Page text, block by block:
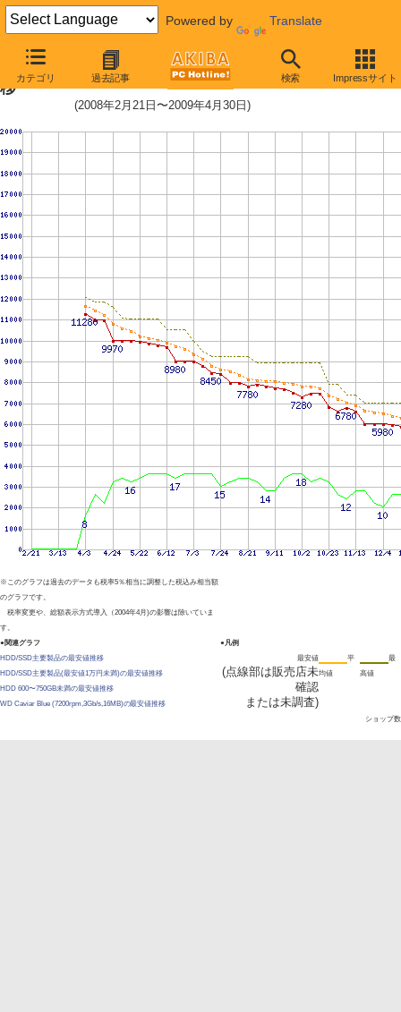
Powered by Translate
カテゴリ 過去記事 検索 Impressサイト
WD6400AAKS (640GB)の価格推
移
(2008年2月21日〜2009年4月30日)
※このグラフは過去のデータも税率5％相当に調整した税込み相当額
のグラフです。
税率変更や、総額表示方式導入（2004年4月)の影響は除いていま
す。
●関連グラフ
HDD/SSD主要製品の最安値推移
HDD/SSD主要製品(最安値1万円未満)の最安値推移
HDD 600〜750GB未満の最安値推移
WD Caviar Blue (7200rpm,3Gb/s,16MB)の最安値推移
●凡例
最安値
(点線部は販売店未
確認
または未調査)
平
均値
最
高値
ショップ数